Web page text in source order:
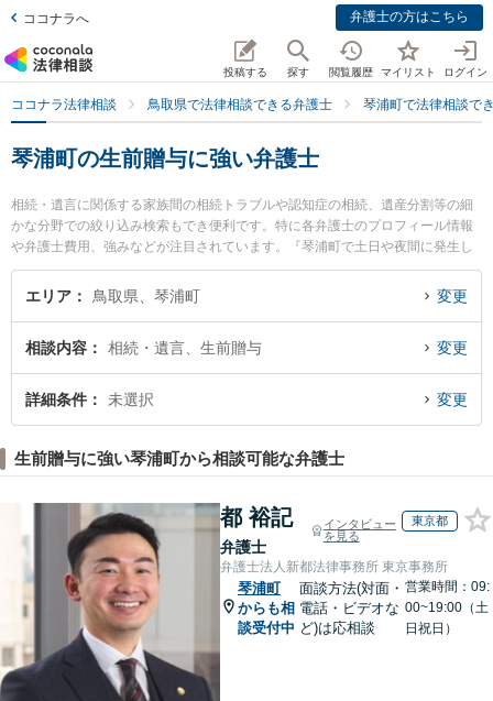
ココナラへ 弁護士の方はこちら
投稿する 探す 閲覧履歴 マイリスト ログイン
ココナラ法律相談 鳥取県で法律相談できる弁護士 琴浦町で法律相談で
琴浦町の生前贈与に強い弁護士
相続・遺言に関係する家族間の相続トラブルや認知症の相続、遺産分割等の細
かな分野での絞り込み検索もでき便利です。特に各弁護士のプロフィール情報
や弁護士費用、強みなどが注目されています。『琴浦町で土日や夜間に発生し
た生前贈与のトラブルを今すぐに弁護士に相談したい』『生前贈与のトラブル
解決の実績豊富な近くの弁護士を検索したい』『初回相談無料で生前贈与を法
エリア 鳥取県、琴浦町 変更
相談内容 相続・遺言、生前贈与 変更
詳細条件 未選択 変更
生前贈与に強い琴浦町から相談可能な弁護士
都 裕記
弁護士
インタビュー
を見る
東京都
弁護士法人新都法律事務所 東京事務所
琴浦町
からも相
談受付中
面談方法(対面・
電話・ビデオな
ど)は応相談
営業時間：09:
00~19:00（土
日祝日）